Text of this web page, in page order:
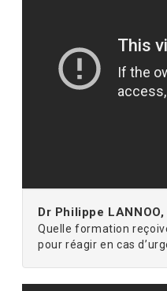
Dr Philippe
Quelle formation
pour réagir en cas